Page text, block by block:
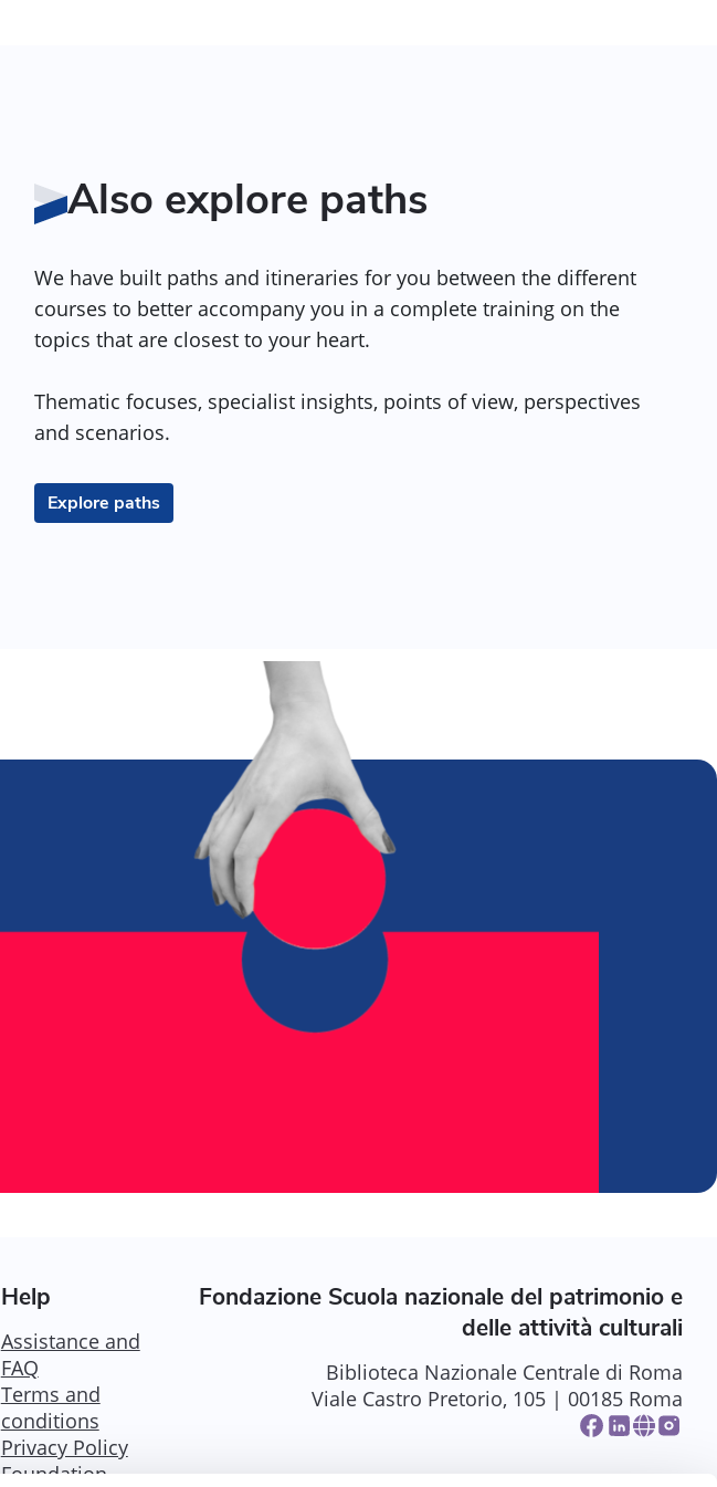
Also explore paths
We have built paths and itineraries for you between the different
courses to better accompany you in a complete training on the
topics that are closest to your heart.
Thematic focuses, specialist insights, points of view, perspectives
and scenarios.
Explore paths
Help
Assistance and
FAQ
Terms and
conditions
Privacy Policy
Foundation
Fondazione Scuola nazionale del patrimonio e
delle attività culturali
Biblioteca Nazionale Centrale di Roma
Viale Castro Pretorio, 105 | 00185 Roma